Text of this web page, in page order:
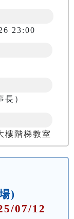
23:00
）
樓階梯教室
)
07/12